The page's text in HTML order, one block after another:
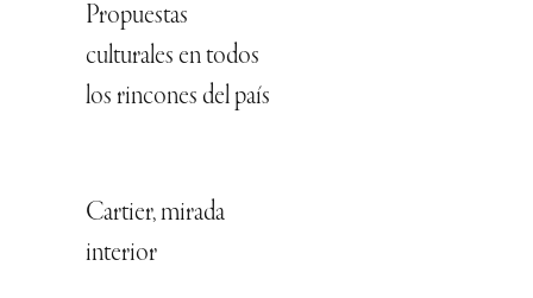
Propuestas
culturales en todos
los rincones del país
Cartier, mirada
interior